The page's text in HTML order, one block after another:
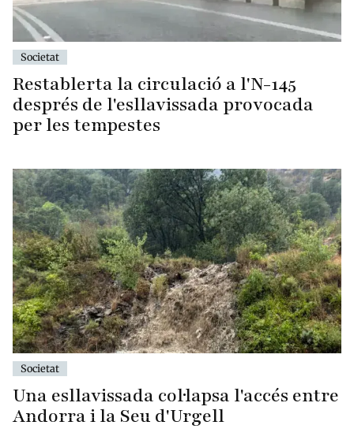
Societat
Restablerta la circulació a l'N-145
després de l'esllavissada provocada
per les tempestes
Societat
Una esllavissada col·lapsa l'accés entre
Andorra i la Seu d'Urgell